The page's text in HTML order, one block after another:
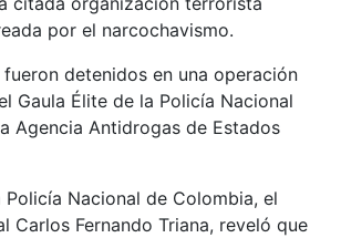
por el narcochavismo.
detenidos en una operación
Gaula Élite de la Policía Nacional
Agencia Antidrogas de Estados
Nacional de Colombia, el
Carlos Fernando Triana, reveló que